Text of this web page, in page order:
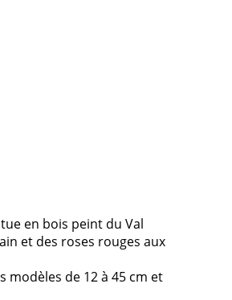
en bois peint du Val
et des roses rouges aux
de 12 à 45 cm et